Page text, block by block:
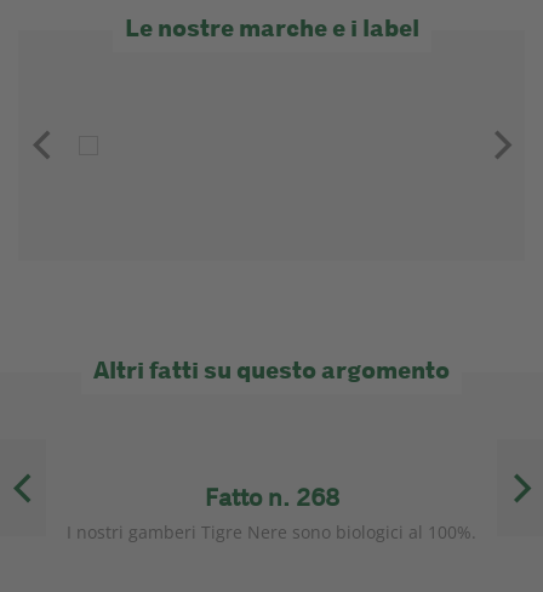
Le nostre marche e i label
Altri fatti su questo argomento
Fatto n. 268
I nostri gamberi Tigre Nere sono biologici al 100%.